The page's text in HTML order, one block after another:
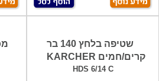
שטיפה בלחץ 140 בר
קרים/חמים KARCHER
HDS 6/14 C